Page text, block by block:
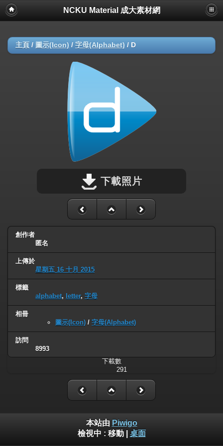
NCKU Material 成大素材網
主頁 / 圖示(Icon) / 字母(Alphabet) / D
下載照片
創作者
匿名
上傳於
星期五 16 十月 2015
標籤
alphabet, letter, 字母
相冊
圖示(Icon) / 字母(Alphabet)
訪問
8993
下載數
291
本站由 Piwigo
檢視中 : 移動| 桌面